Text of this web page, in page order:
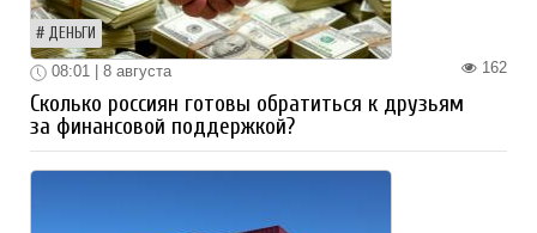
ДЕНЬГИ
162
08:01 | 8 августа
Сколько россиян готовы обратиться к друзьям
за финансовой поддержкой?